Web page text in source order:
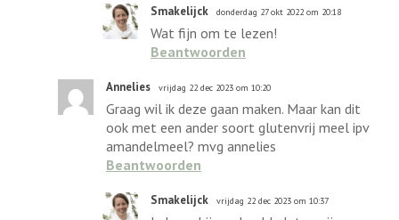
Smakelijck donderdag 27 okt 2022 om 20:18
Wat fijn om te lezen!
Beantwoorden
Annelies vrijdag 22 dec 2023 om 10:20
Graag wil ik deze gaan maken. Maar kan dit
ook met een ander soort glutenvrij meel ipv
amandelmeel? mvg annelies
Beantwoorden
Smakelijck vrijdag 22 dec 2023 om 10:37